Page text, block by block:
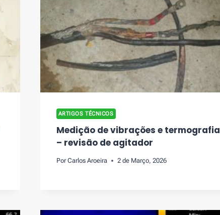
ARTIGOS TÉCNICOS
Medição de vibrações e termografia
– revisão de agitador
Por Carlos Aroeira 2 de Março, 2026